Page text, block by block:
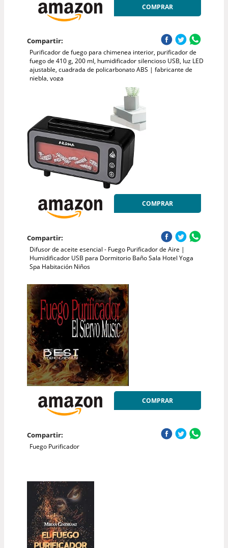
COMPRAR
Compartir:
Purificador de fuego para chimenea interior, purificador de
fuego de 410 g, 200 ml, humidificador silencioso USB, luz LED
ajustable, cuadrada de policarbonato ABS | fabricante de
niebla, yoga
COMPRAR
Compartir:
Difusor de aceite esencial - Fuego Purificador de Aire |
Humidificador USB para Dormitorio Baño Sala Hotel Yoga
Spa Habitación Niños
COMPRAR
Compartir:
Fuego Purificador